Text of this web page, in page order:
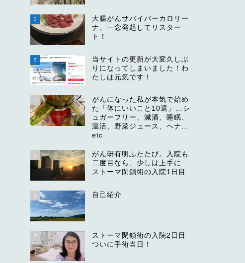
2
大腸がんサバイバーカロリー
ナ、一念発起してリスター
ト！
3
当サイトの更新が大変久しぶ
りになってしまいました！わ
たしは元気です！
4
がんになった私が本気で始め
た「体にいいこと10選」…シ
ュガーフリー、減酒、睡眠、
温活、野菜ジュース、ヘナ…
etc
5
がん研有明ふたたび。入院も
二度目なら、少しは上手に…
ストーマ閉鎖術の入院1日目
6 自己紹介
7
ストーマ閉鎖術の入院2日目
ついに手術当日！